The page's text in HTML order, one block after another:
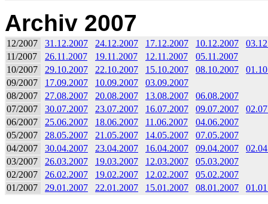
Archiv 2007
12/2007 31.12.2007 24.12.2007 17.12.2007 10.12.2007
11/2007
26.11.2007 19.11.2007 12.11.2007
05.11.2007
10/2007
29.10.2007 22.10.2007 15.10.2007 08.10.2007
09/2007
17.09.2007 10.09.2007
03.09.2007
08/2007
27.08.2007 20.08.2007 13.08.2007
06.08.2007
07/2007
30.07.2007 23.07.2007 16.07.2007 09.07.2007
06/2007
25.06.2007 18.06.2007 11.06.2007
04.06.2007
05/2007
28.05.2007 21.05.2007 14.05.2007
07.05.2007
04/2007
30.04.2007 23.04.2007 16.04.2007 09.04.2007
03/2007
26.03.2007 19.03.2007 12.03.2007
05.03.2007
02/2007
26.02.2007 19.02.2007 12.02.2007
05.02.2007
01/2007
29.01.2007 22.01.2007 15.01.2007 08.01.2007